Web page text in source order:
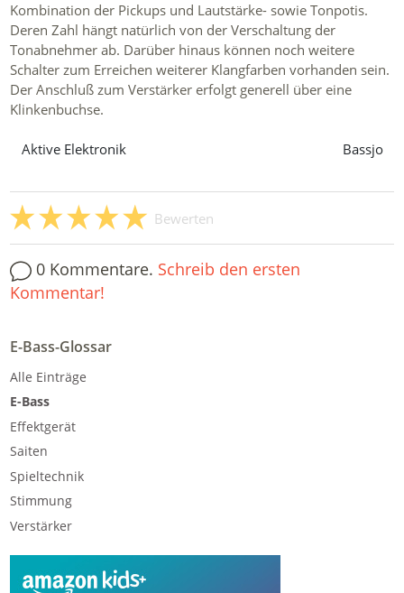
Kombination der Pickups und Lautstärke- sowie Tonpotis.
Deren Zahl hängt natürlich von der Verschaltung der
Tonabnehmer ab. Darüber hinaus können noch weitere
Schalter zum Erreichen weiterer Klangfarben vorhanden sein.
Der Anschluß zum Verstärker erfolgt generell über eine
Klinkenbuchse.
Bassjo
Aktive Elektronik
Bewerten
0 Kommentare. Schreib den ersten
Kommentar!
E-Bass-Glossar
Alle Einträge
E-Bass
Effektgerät
Saiten
Spieltechnik
Stimmung
Verstärker